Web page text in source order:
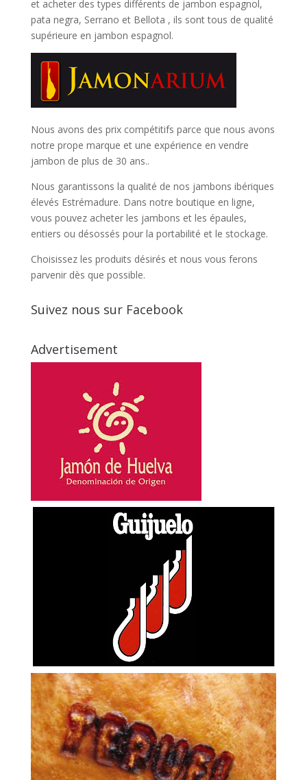
et acheter des types différents de jambon espagnol,
pata negra, Serrano et Bellota , ils sont tous de qualité
supérieure en jambon espagnol.
Nous avons des prix compétitifs parce que nous avons
notre prope marque et une expérience en vendre
jambon de plus de 30 ans..
Nous garantissons la qualité de nos jambons ibériques
élevés Estrémadure. Dans notre boutique en ligne,
vous pouvez acheter les jambons et les épaules,
entiers ou désossés pour la portabilité et le stockage.
Choisissez les produits désirés et nous vous ferons
parvenir dès que possible.
Suivez nous sur Facebook
Advertisement